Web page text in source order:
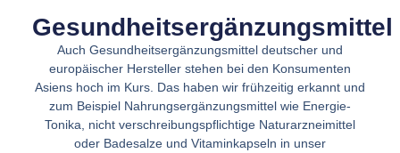
Gesundheitsergänzungsmittel
Auch Gesundheitsergänzungsmittel deutscher und
europäischer Hersteller stehen bei den Konsumenten
Asiens hoch im Kurs. Das haben wir frühzeitig erkannt und
zum Beispiel Nahrungsergänzungsmittel wie Energie-
Tonika, nicht verschreibungspflichtige Naturarzneimittel
oder Badesalze und Vitaminkapseln in unser